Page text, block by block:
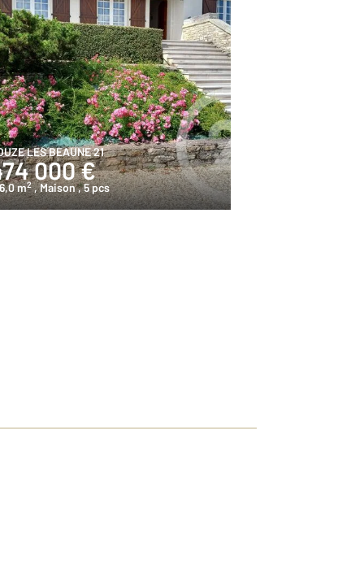
LES BEAUNE 21
000 €
m2 , Maison, 5 pcs